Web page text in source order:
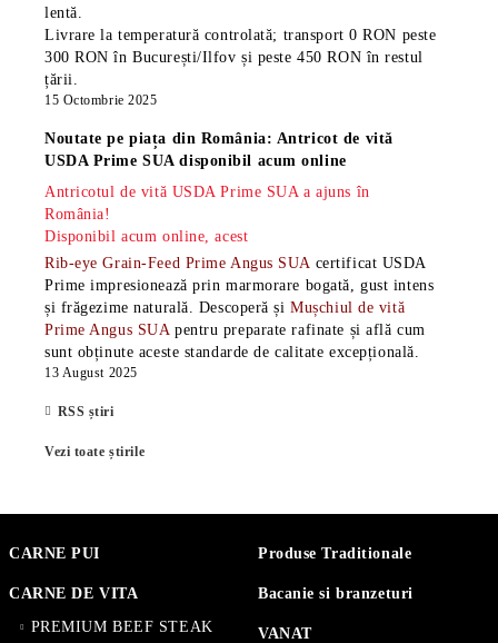
lentă.
Livrare la temperatură controlată; transport 0 RON peste
300 RON în București/Ilfov și peste 450 RON în restul
țării.
15 Octombrie 2025
Noutate pe piața din România: Antricot de vită
USDA Prime SUA disponibil acum online
Antricotul de vită USDA Prime SUA a ajuns în
România!
Disponibil acum online, acest
Rib-eye Grain-Feed Prime Angus SUA certificat USDA
Prime impresionează prin marmorare bogată, gust intens
și frăgezime naturală. Descoperă șiMușchiul de vită
Prime Angus SUA pentru preparate rafinate și află cum
sunt obținute aceste standarde de calitate excepțională.
13 August 2025
RSS știri
Vezi toate știrile
CARNE PUI
CARNE DE VITA
PREMIUM BEEF STEAK
Produse Traditionale
Bacanie si branzeturi
VANAT